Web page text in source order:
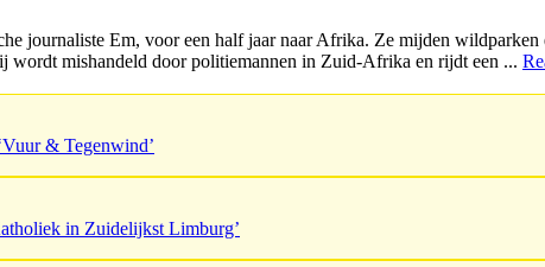
journaliste Em, voor een half jaar naar Afrika. Ze mijden
wordt mishandeld door politiemannen in Zuid-Afrika en rijdt een ...
& Tegenwind’
in Zuidelijkst Limburg’